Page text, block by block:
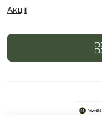
Акції